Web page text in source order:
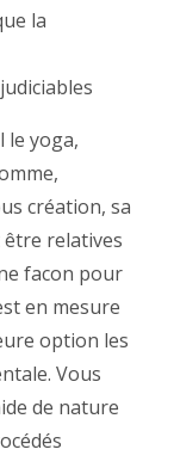
la
le yoga,
création, sa
relatives
facon pour
en mesure
option les
Vous
de nature